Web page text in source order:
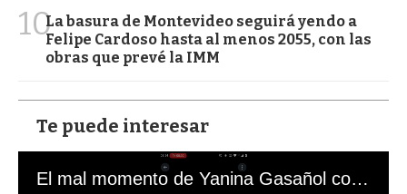
10La basura de Montevideo seguirá yendo a
Felipe Cardoso hasta al menos 2055, con las
obras que prevé la IMM
Te puede interesar
El mal momento de Yanina Gasañol con un hincha argentino en "Subrayado"